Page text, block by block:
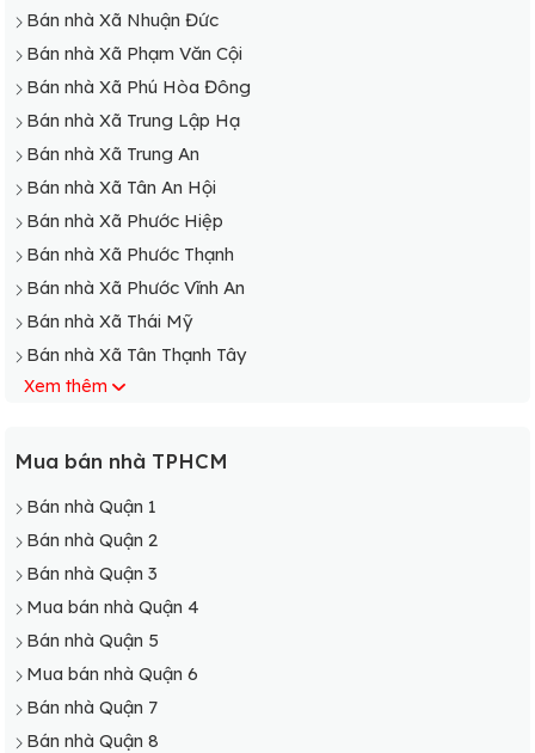
Bán nhà Xã Nhuận Đức
Bán nhà Xã Phạm Văn Cội
Bán nhà Xã Phú Hòa Đông
Bán nhà Xã Trung Lập Hạ
Bán nhà Xã Trung An
Bán nhà Xã Tân An Hội
Bán nhà Xã Phước Hiệp
Bán nhà Xã Phước Thạnh
Bán nhà Xã Phước Vĩnh An
Bán nhà Xã Thái Mỹ
Bán nhà Xã Tân Thạnh Tây
Bán nhà Xã Hòa Phú
Bán nhà Xã Bình Mỹ
Bán nhà Xã Tân Thông Hội
Xem thêm
Mua bán nhà TPHCM
Bán nhà Quận 1
Bán nhà Quận 2
Bán nhà Quận 3
Mua bán nhà Quận 4
Bán nhà Quận 5
Mua bán nhà Quận 6
Bán nhà Quận 7
Bán nhà Quận 8